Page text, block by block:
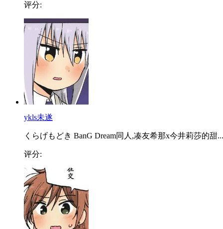
评分:
ykls未遂
くらげもどき BanG Dream同人,凑友希那x今井莉莎的甜...
评分: